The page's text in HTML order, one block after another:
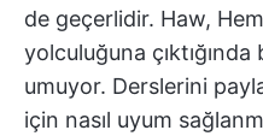
de geçerlidir. Haw,
yolculuğuna
umuyor. Derslerini
için nasıl uyum